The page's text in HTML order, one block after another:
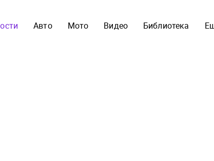
Авто Мото Видео Библиотека